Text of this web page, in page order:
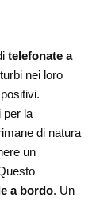
telefonate a
nei loro
per la
di natura
un
a bordo. Un